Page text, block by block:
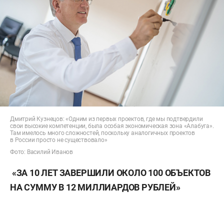
Дмитрий Кузнецов: «Одним из первых проектов, где мы подтвердили
свои высокие компетенции, была особая экономическая зона «Алабуга».
Там имелось много сложностей, поскольку аналогичных проектов
в России просто не существовало»
Фото: Василий Иванов
«ЗА 10 ЛЕТ ЗАВЕРШИЛИ ОКОЛО 100 ОБЪЕКТОВ
НА СУММУ В 12 МИЛЛИАРДОВ РУБЛЕЙ»